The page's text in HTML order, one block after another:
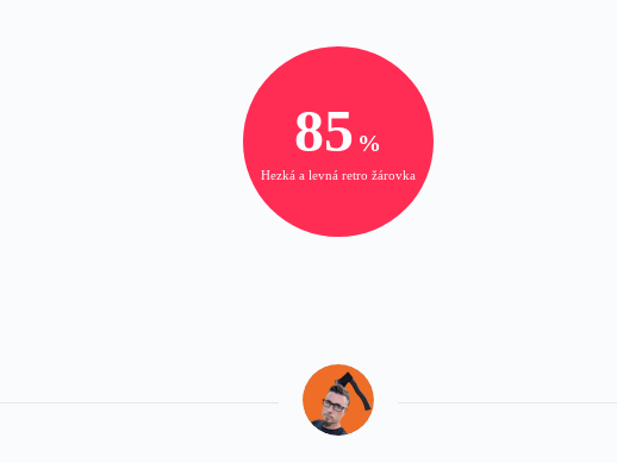
85
Hezká a levná retro žárovka